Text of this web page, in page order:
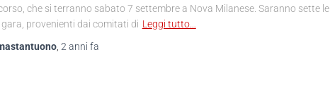
che si terranno sabato 7 settembre a Nova Milanese. Saranno sette le
provenienti dai comitati di Leggi tutto…
, 2 anni fa